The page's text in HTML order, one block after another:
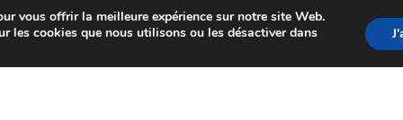
de 7 EUR Du lundi au
vous offrir la meilleure expérience sur notre site Web.
les cookies que nous utilisons ou les désactiver dans